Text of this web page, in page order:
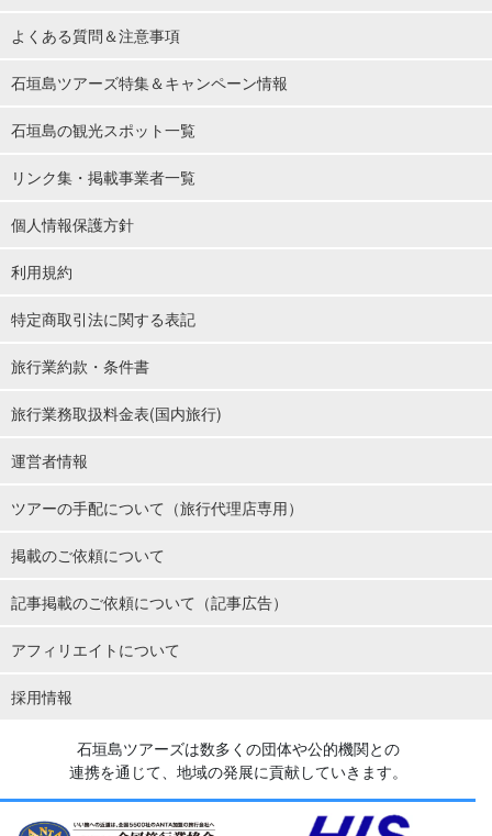
よくある質問＆注意事項
石垣島ツアーズ特集＆キャンペーン情報
石垣島の観光スポット一覧
リンク集・掲載事業者一覧
個人情報保護方針
利用規約
特定商取引法に関する表記
旅行業約款・条件書
旅行業務取扱料金表(国内旅行)
運営者情報
ツアーの手配について（旅行代理店専用）
掲載のご依頼について
記事掲載のご依頼について（記事広告）
アフィリエイトについて
採用情報
石垣島ツアーズは数多くの団体や公的機関との
連携を通じて、地域の発展に貢献していきます。